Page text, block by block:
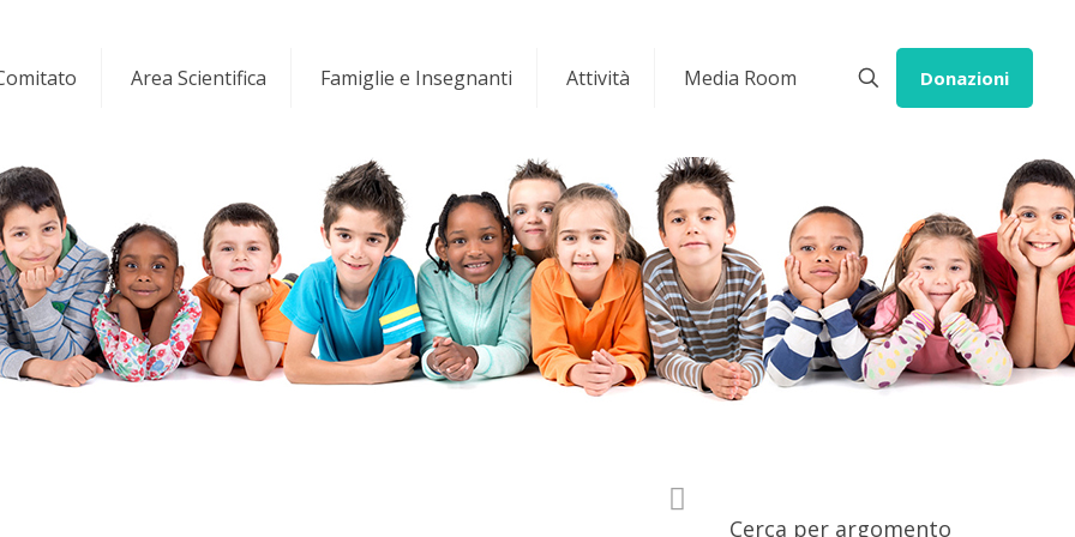
Area Scientifica Famiglie e Insegnanti Attività Media Room Donazioni
Cerca per argomento